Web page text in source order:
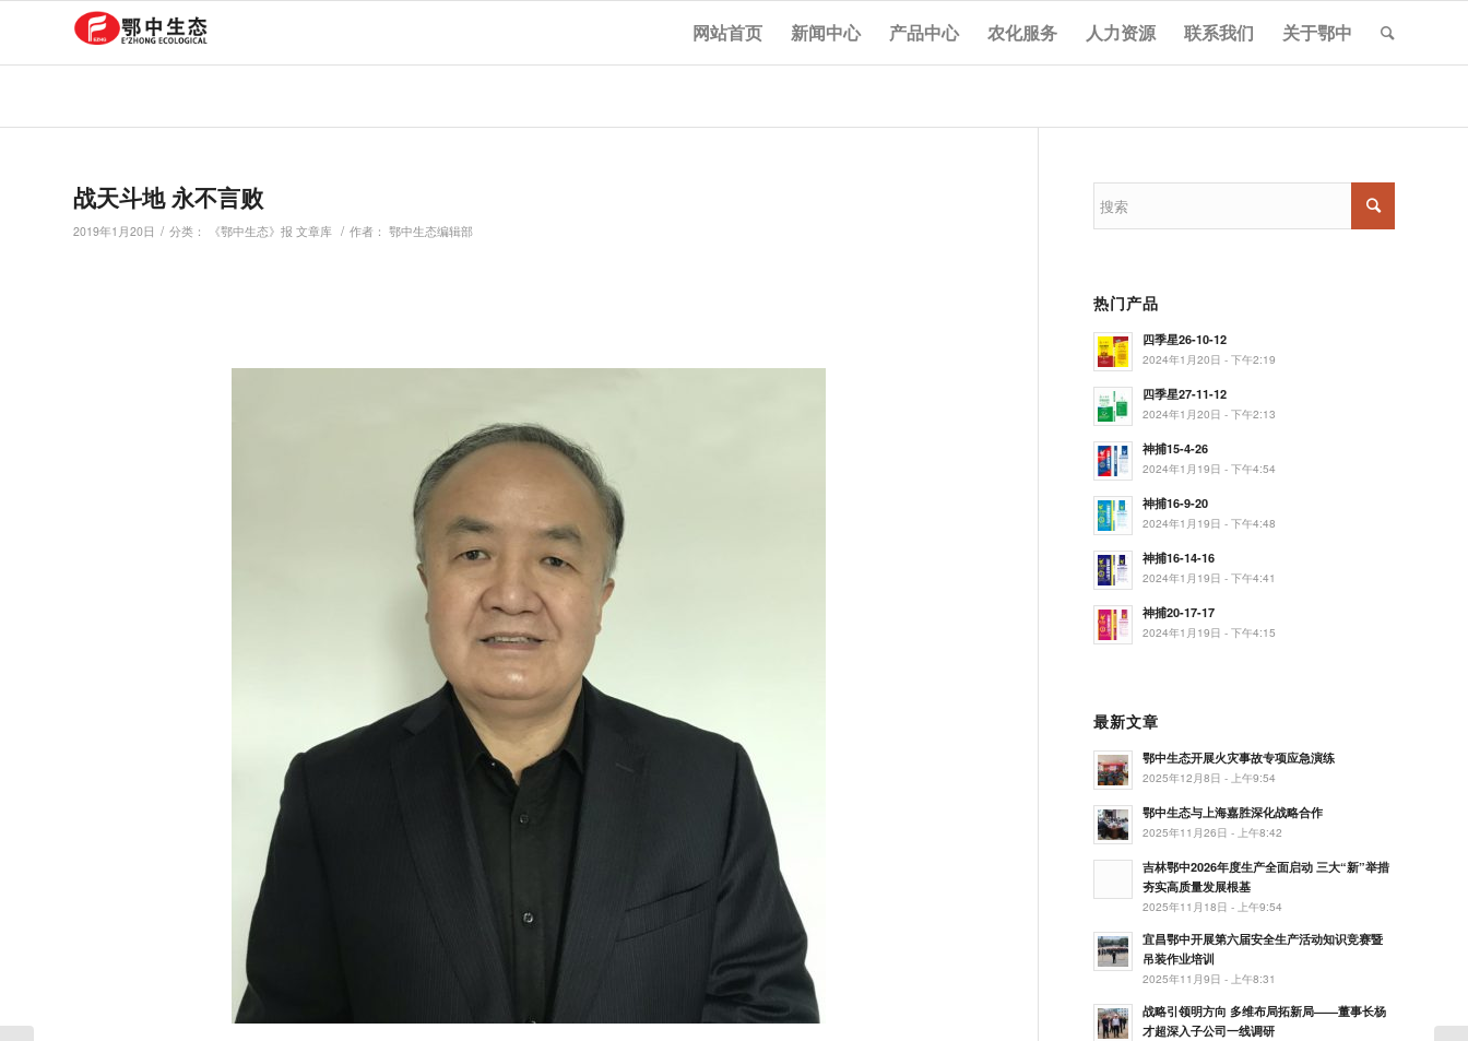
网站首页 新闻中心 产品中心 农化服务 人力资源 联系我们 关于鄂中
战天斗地 永不言败
2019年1月20日 / 分类： 《鄂中生态》报 文章库 / 作者： 鄂中生态编辑部
热门产品
四季星26-10-12
2024年1月20日 - 下午2:19
四季星27-11-12
2024年1月20日 - 下午2:13
神捕15-4-26
2024年1月19日 - 下午4:54
神捕16-9-20
2024年1月19日 - 下午4:48
神捕16-14-16
2024年1月19日 - 下午4:41
神捕20-17-17
2024年1月19日 - 下午4:15
最新文章
鄂中生态开展火灾事故专项应急演练
2025年12月8日 - 上午9:54
鄂中生态与上海嘉胜深化战略合作
2025年11月26日 - 上午8:42
吉林鄂中2026年度生产全面启动 三大“新”举措
夯实高质量发展根基
2025年11月18日 - 上午9:54
宜昌鄂中开展第六届安全生产活动知识竞赛暨
吊装作业培训
2025年11月9日 - 上午8:31
战略引领明方向 多维布局拓新局——董事长杨
才超深入子公司一线调研